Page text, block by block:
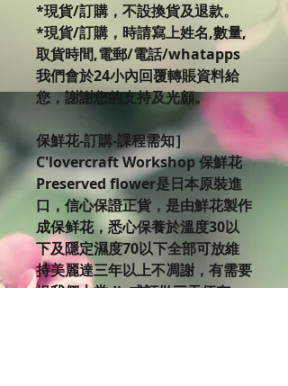
*現貨/訂購，不設換貨及退款。
*現貨/訂購，時請寫上姓名,數量,
取貨時間,電郵/電話/whatapps
我們會於24小內回覆轉賬資料給
您，謝謝您的支持及光顧。
保鮮花-訂購-課程需知］
C'lovercraft Workshop 保鮮花
Preserved flower是日本原裝進
口，信心保證正貨，是由鮮花製作
成保鲜花，悉心保養於溫度30以
下及隱定濕度70以下全部可放維
持美麗達三年以上不凋謝，有需要
揾我們上堂diy或訂做三天便有